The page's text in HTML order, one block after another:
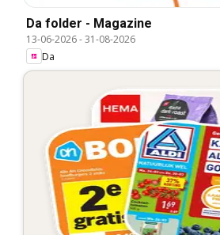
Da folder - Magazine
13-06-2026-31-08-2026
Da